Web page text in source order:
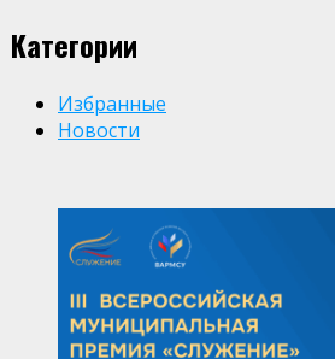
Категории
Избранные
Новости